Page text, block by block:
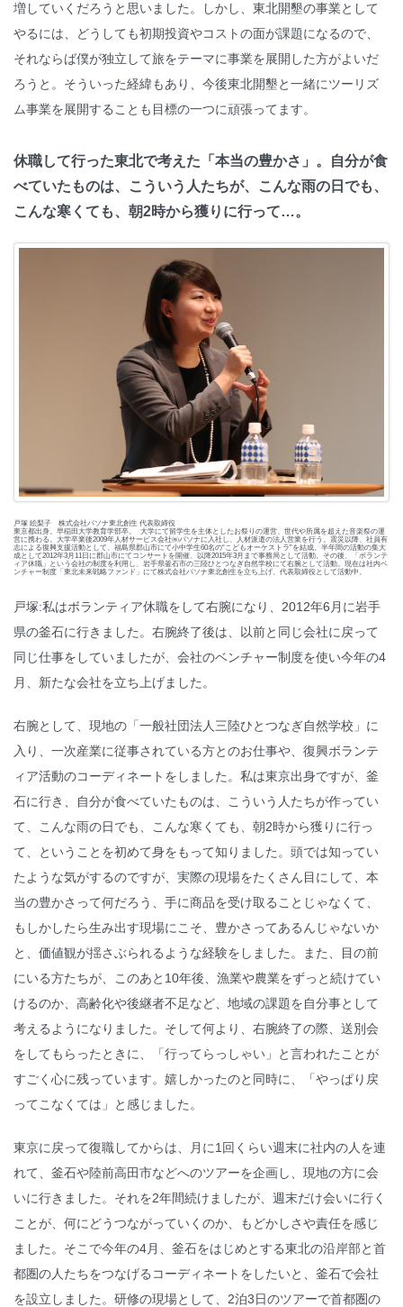
増していくだろうと思いました。しかし、東北開墾の事業として
やるには、どうしても初期投資やコストの面が課題になるので、
それならば僕が独立して旅をテーマに事業を展開した方がよいだ
ろうと。そういった経緯もあり、今後東北開墾と一緒にツーリズ
ム事業を展開することも目標の一つに頑張ってます。
休職して行った東北で考えた「 本当の豊かさ」 。
自分が食
べていたものは、こういう人たちが、こんな雨の日でも、
こんな寒くても、朝2時から獲りに行って…。
戸塚 絵梨子 株式会社パソナ東北創生 代表取締役
東京都出身。早稲田大学教育学部卒。 大学にて留学生を主体としたお祭りの運営、世代や所属を超えた音楽祭の運
営に携わる。大学卒業後2009年人材サービス会社㈱パソナに入社し、人材派遣の法人営業を行う。震災以降、社員有
志による復興支援活動として、福島県郡山市にて小中学生60名の“こどもオーケストラ”を結成、半年間の活動の集大
成として2012年3月11日に郡山市にてコンサートを開催、以降2015年3月まで事務局として活動。その後、「ボランテ
ィア休職」という会社の制度を利用し、岩手県釜石市の三陸ひとつなぎ自然学校にて右腕として活動。現在は社内ベ
ンチャー制度「東北未来戦略ファンド」にて株式会社パソナ東北創生を立ち上げ、代表取締役として活動中。
戸塚:私はボランティア休職をして右腕になり、2012年6月に岩手
県の釜石に行きました。右腕終了後は、以前と同じ会社に戻って
同じ仕事をしていましたが、会社のベンチャー制度を使い今年の4
月、新たな会社を立ち上げました。
右腕として、現地の「一般社団法人三陸ひとつなぎ自然学校」に
入り、一次産業に従事されている方とのお仕事や、復興ボランテ
ィア活動のコーディネートをしました。私は東京出身ですが、釜
石に行き、自分が食べていたものは、こういう人たちが作ってい
て、こんな雨の日でも、こんな寒くても、朝2時から獲りに行っ
て、ということを初めて身をもって知りました。頭では知ってい
たような気がするのですが、実際の現場をたくさん目にして、本
当の豊かさって何だろう、手に商品を受け取ることじゃなくて、
もしかしたら生み出す現場にこそ、豊かさってあるんじゃないか
と、価値観が揺さぶられるような経験をしました。また、目の前
にいる方たちが、このあと10年後、漁業や農業をずっと続けてい
けるのか、高齢化や後継者不足など、地域の課題を自分事として
考えるようになりました。そして何より、右腕終了の際、送別会
をしてもらったときに、「行ってらっしゃい」と言われたことが
すごく心に残っています。嬉しかったのと同時に、「やっぱり戻
ってこなくては」と感じました。
東京に戻って復職してからは、月に1回くらい週末に社内の人を連
れて、釜石や陸前高田市などへのツアーを企画し、現地の方に会
いに行きました。それを2年間続けましたが、週末だけ会いに行く
ことが、何にどうつながっていくのか、もどかしさや責任を感じ
ました。そこで今年の4月、釜石をはじめとする東北の沿岸部と首
都圏の人たちをつなげるコーディネートをしたいと、釜石で会社
を設立しました。研修の現場として、2泊3日のツアーで首都圏の